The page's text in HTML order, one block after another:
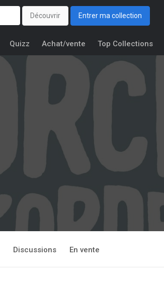
Découvrir Entrer ma collection
Quizz Achat/vente Top Collections
Discussions En vente